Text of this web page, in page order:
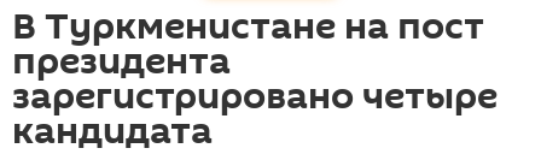
В Туркменистане на пост
президента
зарегистрировано четыре
кандидата